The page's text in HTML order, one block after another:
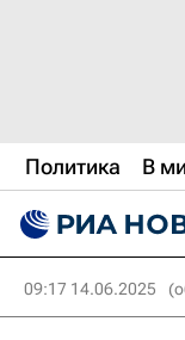
Политика В
09:17 14.06.2025